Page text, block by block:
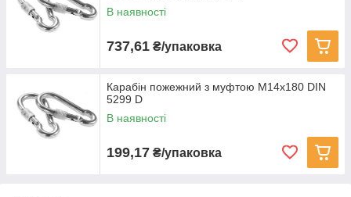
В наявності
737,61 ₴/упаковка
Карабін пожежний з муфтою M14x180 DIN
5299 D
В наявності
199,17 ₴/упаковка